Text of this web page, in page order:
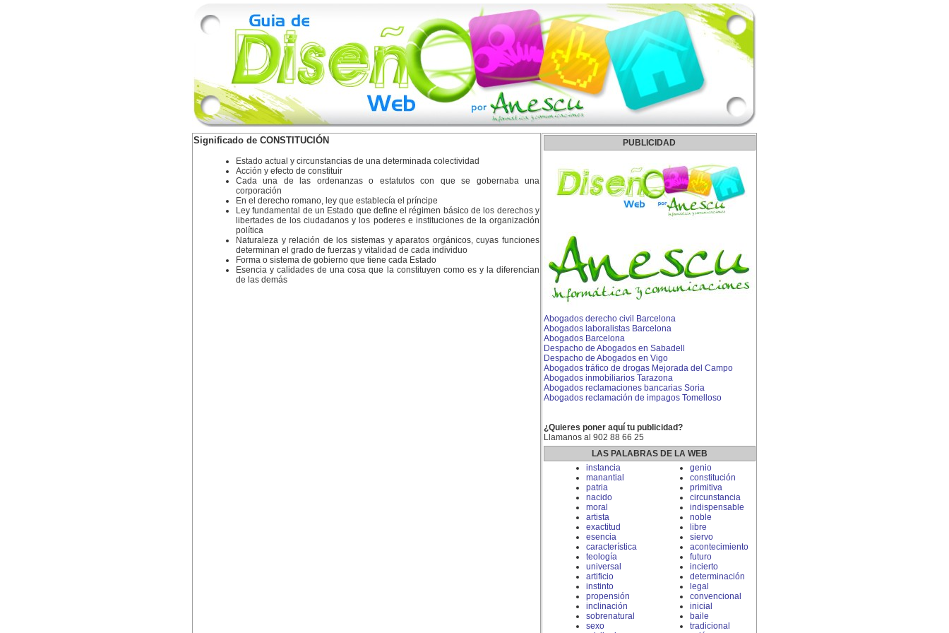
Significado de CONSTITUCIÓN
Estado actual y circunstancias de una determinada colectividad
Acción y efecto de constituir
Cada una de las ordenanzas o estatutos con que se gobernaba una
corporación
En el derecho romano, ley que establecía el príncipe
Ley fundamental de un Estado que define el régimen básico de los derechos y
libertades de los ciudadanos y los poderes e instituciones de la organización
política
Naturaleza y relación de los sistemas y aparatos orgánicos, cuyas funciones
determinan el grado de fuerzas y vitalidad de cada individuo
Forma o sistema de gobierno que tiene cada Estado
Esencia y calidades de una cosa que la constituyen como es y la diferencian
de las demás
PUBLICIDAD
Abogados derecho civil Barcelona
Abogados laboralistas Barcelona
Abogados Barcelona
Despacho de Abogados en Sabadell
Despacho de Abogados en Vigo
Abogados tráfico de drogas Mejorada del Campo
Abogados inmobiliarios Tarazona
Abogados reclamaciones bancarias Soria
Abogados reclamación de impagos Tomelloso
¿Quieres poner aquí tu publicidad?
Llamanos al 902 88 66 25
LAS PALABRAS DE LA WEB
instancia
manantial
patria
nacido
moral
artista
exactitud
esencia
característica
teología
universal
artificio
instinto
propensión
inclinación
sobrenatural
sexo
genio
constitución
primitiva
circunstancia
indispensable
noble
libre
siervo
acontecimiento
futuro
incierto
determinación
legal
convencional
inicial
baile
tradicional